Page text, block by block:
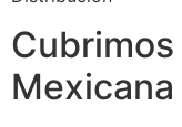
Mexicana